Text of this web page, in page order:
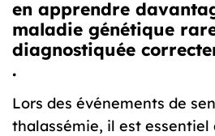
en apprendre
maladie génétique
diagnostiquée
.
Lors des événements de
thalassémie, il est essentiel